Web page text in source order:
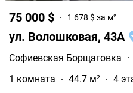
75 000 $ 1 678 $ за м²
ул. Волошковая, 43А
Софиевская Борщаговка ·
1 комната
44.7 м²
4